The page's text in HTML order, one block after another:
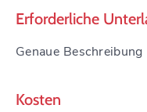
Erforderliche
Genaue
Kosten